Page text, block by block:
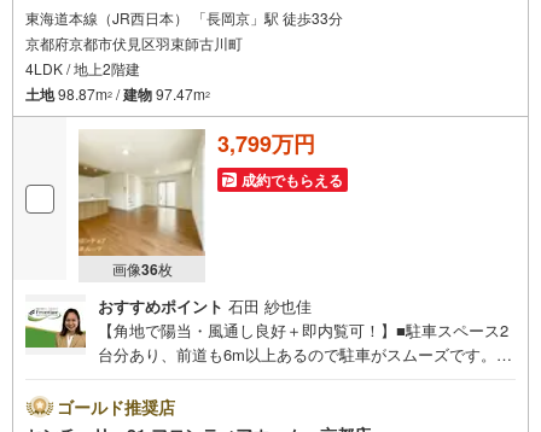
東海道本線（JR西日本） 「長岡京」駅 徒歩33分
京都府京都市伏見区羽束師古川町
4LDK / 地上2階建
土地98.87m2 /建物97.47m2
画像36枚
3,799万円
成約でもらえる
おすすめポイント 石田 紗也佳
【角地で陽当・風通し良好＋即内覧可！】■駐車スペース2
台分あり、前道も6m以上あるので駐車がスムーズです。■
は3面採光で明るい空間です 特徴・浴室暖房乾燥機がつい
て雨の日にも心強い設備です。・キッチンには食器洗浄乾
ゴールド推奨店